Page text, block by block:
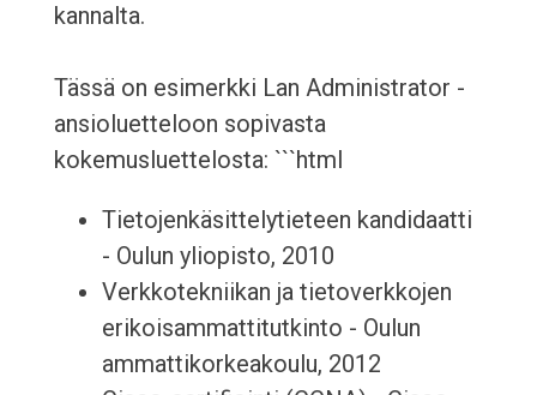
kannalta.
Tässä on esimerkki Lan Administrator -
ansioluetteloon sopivasta
kokemusluettelosta: ```html
Tietojenkäsittelytieteen kandidaatti
- Oulun yliopisto, 2010
Verkkotekniikan ja tietoverkkojen
erikoisammattitutkinto - Oulun
ammattikorkeakoulu, 2012